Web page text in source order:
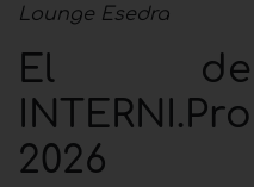
Lounge Esedra
El
2026